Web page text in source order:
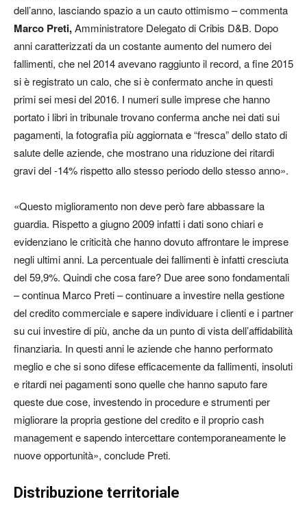
dell’anno, lasciando spazio a un cauto ottimismo – commenta
Marco Preti,Amministratore Delegato di Cribis D&B. Dopo
anni caratterizzati da un costante aumento del numero dei
fallimenti, che nel 2014 avevano raggiunto il record, a fine 2015
si è registrato un calo, che si è confermato anche in questi
primi sei mesi del 2016. I numeri sulle imprese che hanno
portato i libri in tribunale trovano conferma anche nei dati sui
pagamenti, la fotografia più aggiornata e “fresca” dello stato di
salute delle aziende, che mostrano una riduzione dei ritardi
gravi del -14% rispetto allo stesso periodo dello stesso anno».
«Questo miglioramento non deve però fare abbassare la
guardia. Rispetto a giugno 2009 infatti i dati sono chiari e
evidenziano le criticità che hanno dovuto affrontare le imprese
negli ultimi anni. La percentuale dei fallimenti è infatti cresciuta
del 59,9%. Quindi che cosa fare? Due aree sono fondamentali
– continua Marco Preti – continuare a investire nella gestione
del credito commerciale e sapere individuare i clienti e i partner
su cui investire di più, anche da un punto di vista dell’affidabilità
finanziaria. In questi anni le aziende che hanno performato
meglio e che si sono difese efficacemente da fallimenti, insoluti
e ritardi nei pagamenti sono quelle che hanno saputo fare
queste due cose, investendo in procedure e strumenti per
migliorare la propria gestione del credito e il proprio cash
management e sapendo intercettare contemporaneamente le
nuove opportunità», conclude Preti.
Distribuzione territoriale